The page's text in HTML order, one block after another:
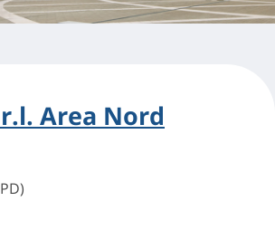
Area Nord